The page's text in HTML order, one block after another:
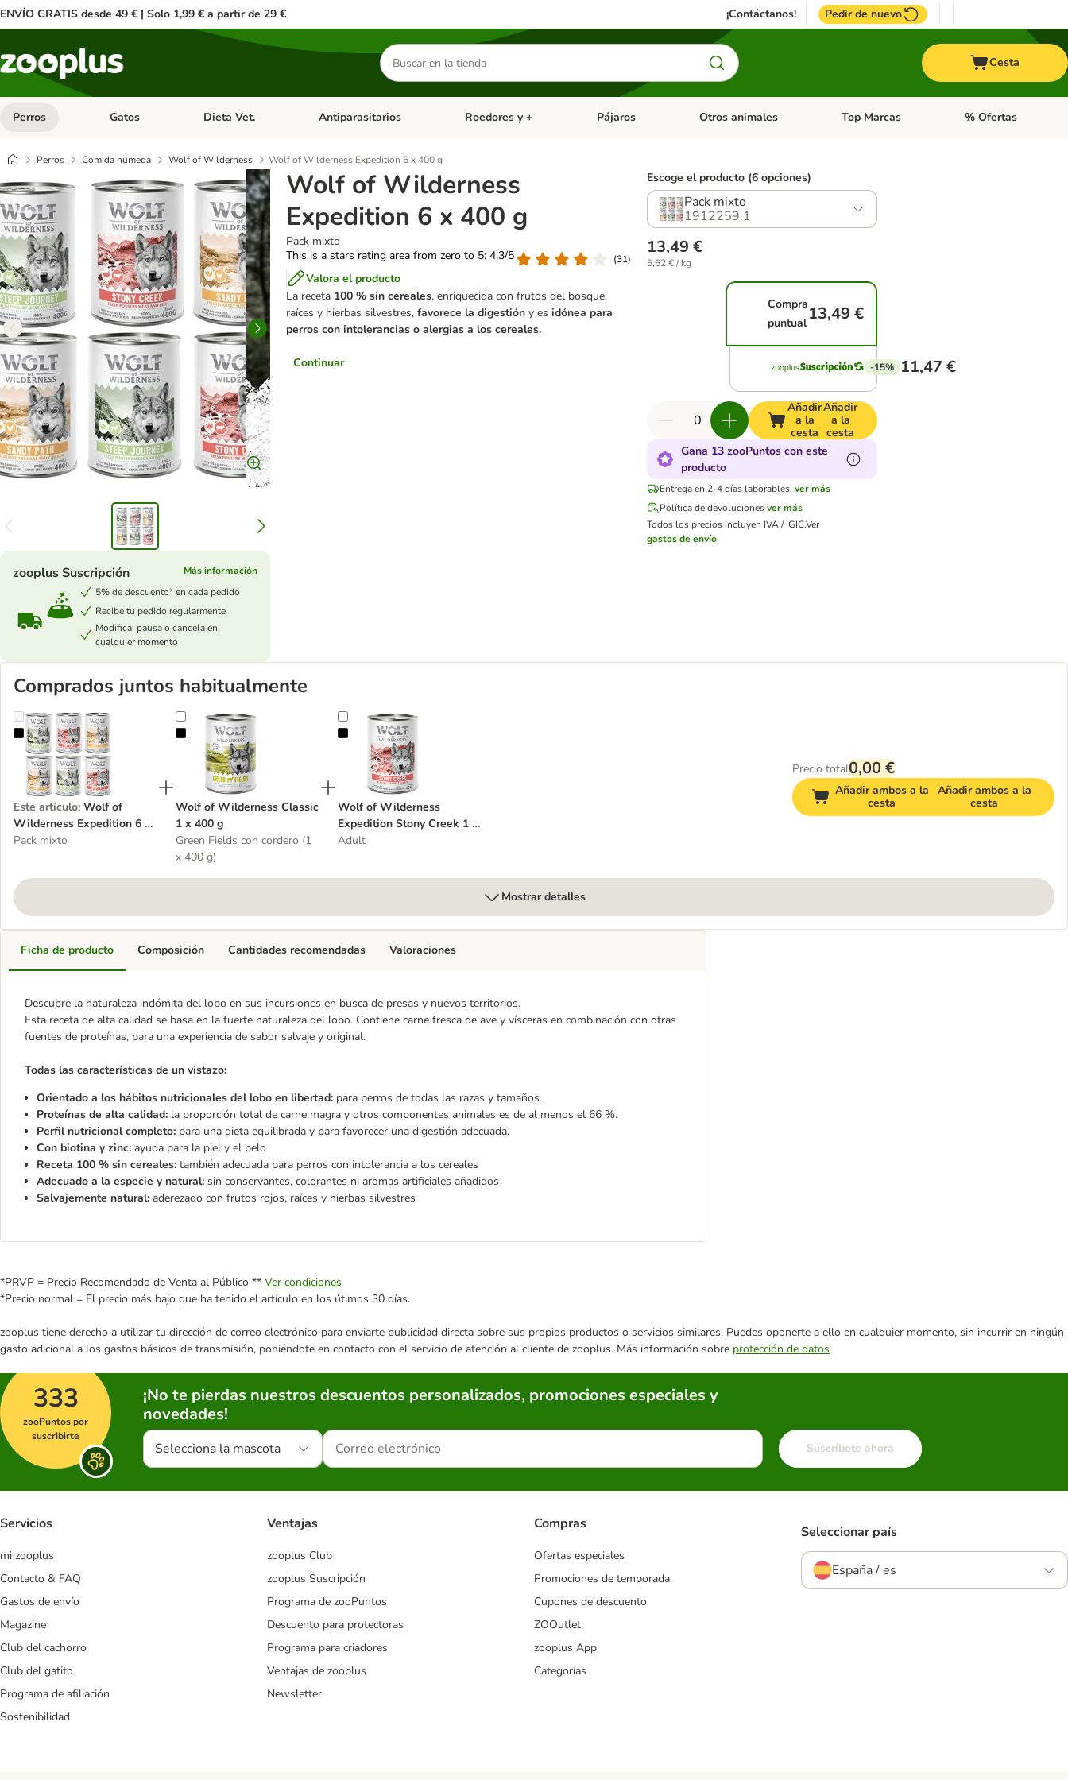
ENVÍO GRATIS desde 49 € | Solo 1,99 € a partir de 29 € ¡Contáctanos! Pedir de nuevo
Buscar
productos
Cesta
Perros Menú de categoria abierto: Perros
Gatos Menú de categoria abierto: Gatos
Dieta Vet. Menú de categoria abierto: Dieta Vet.
Antiparasitarios Menú de categoria abierto: Antiparasitarios
Roedores y + Menú de categoria abierto: Roedores y +
Pájaros Menú de categoria abierto: Pájaros
Otros animales Menú de categoria abierto: Otros animales
Top Marcas Menú de categoria
% Ofertas
Perros Comida húmeda Wolf of Wilderness Wolf of Wilderness Expedition 6 x 400 g
Wolf of Wilderness
Expedition 6 x 400 g
Pack mixto
This is a stars rating area from zero to 5: 4.3/5
(31)
Valora el producto
La receta 100 % sin cereales, enriquecida con frutos del bosque,
raíces y hierbas silvestres, favorece la digestión y es idónea para
perros con intolerancias o alergias a los cereales.
Continuar
zooplus Suscripción
Más información
5% de descuento* en cada pedido
Recibe tu pedido regularmente
Modifica, pausa o cancela en
cualquier momento
Escoge el producto (6 opciones)
Pack mixto
1912259.1
13,49 €
5,62 € / kg
Compra
puntual 13,49 €
-15% 11,47 €
Añadir
a la
cesta
Añadir
a la
cesta
Gana 13 zooPuntos con este
producto
Entrega en 2-4 días laborables: ver más
Política de devolucionesver más
Todos los precios incluyen IVA / IGIC.Ver
gastos de envío
Comprados juntos habitualmente
Wolf of Wilderness Expedition 6 x 400 g
Este artículo: Wolf of
Wilderness Expedition 6 x
400 g
Pack mixto
Wolf of Wilderness Classic 1 x 400 g
Wolf of Wilderness Classic
1 x 400 g
Green Fields con cordero (1
x 400 g)
Wolf of Wilderness Expedition Stony Creek 1 x 400 g
Wolf of Wilderness
Expedition Stony Creek 1 x
400 g
Adult
Precio total0,00 €
Añadir ambos a la
cesta
Añadir ambos a la
cesta
Mostrar detalles
Ficha de producto
Descubre la naturaleza indómita del lobo en sus incursiones en busca de presas y nuevos territorios.
Esta receta de alta calidad se basa en la fuerte naturaleza del lobo. Contiene carne fresca de ave y vísceras en combinación con otras
fuentes de proteínas, para una experiencia de sabor salvaje y original.
Todas las características de un vistazo:
Orientado a los hábitos nutricionales del lobo en libertad: para perros de todas las razas y tamaños.
Proteínas de alta calidad: la proporción total de carne magra y otros componentes animales es de al menos el 66 %.
Perfil nutricional completo: para una dieta equilibrada y para favorecer una digestión adecuada.
Con biotina y zinc: ayuda para la piel y el pelo
Receta 100 % sin cereales: también adecuada para perros con intolerancia a los cereales
Adecuado a la especie y natural: sin conservantes, colorantes ni aromas artificiales añadidos
Salvajemente natural: aderezado con frutos rojos, raíces y hierbas silvestres
Composición Cantidades recomendadas Valoraciones
*PRVP = Precio Recomendado de Venta al Público ** Ver condiciones
*Precio normal = El precio más bajo que ha tenido el artículo en los útimos 30 días.
zooplus tiene derecho a utilizar tu dirección de correo electrónico para enviarte publicidad directa sobre sus propios productos o servicios similares. Puedes oponerte a ello en cualquier momento, sin incurrir en ningún
gasto adicional a los gastos básicos de transmisión, poniéndote en contacto con el servicio de atención al cliente de zooplus. Más información sobre protección de datos
333
zooPuntos por
suscribirte
¡No te pierdas nuestros descuentos personalizados, promociones especiales y
novedades!
Selecciona la mascota Suscríbete ahora
Servicios
mi zooplus
Contacto & FAQ
Gastos de envío
Magazine
Club del cachorro
Club del gatito
Programa de afiliación
Sostenibilidad
Ventajas
zooplus Club
zooplus Suscripción
Programa de zooPuntos
Descuento para protectoras
Programa para criadores
Ventajas de zooplus
Newsletter
Compras
Ofertas especiales
Promociones de temporada
Cupones de descuento
ZOOutlet
zooplus App
Categorías
Seleccionar país
España / es